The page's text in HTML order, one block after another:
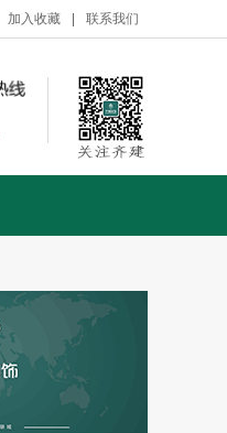
加入收藏 联系我们